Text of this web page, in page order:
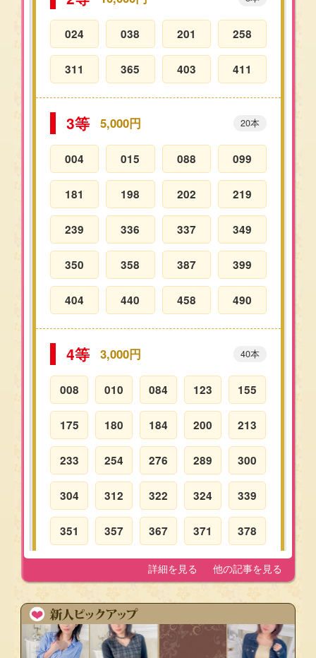
024 038 201 258
311 365 403 411
3等 5,000円 20本
004 015 088 099
181 198 202 219
239 336 337 349
350 358 387 399
404 440 458 490
4等 3,000円 40本
008 010 084 123 155
175 180 184 200 213
233 254 276 289 300
304 312 322 324 339
351 357 367 371 378
393 398 401
405 412 418 428 431
456 471 480 481 489
詳細を見る 他の記事を見る